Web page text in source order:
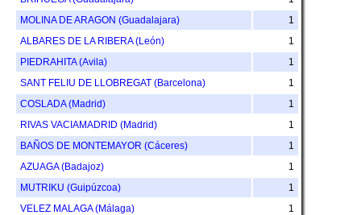
MOLINA DE ARAGON (Guadalajara)
1
ALBARES DE LA RIBERA (León)
1
PIEDRAHITA (Avila)
1
SANT FELIU DE LLOBREGAT (Barcelona)
1
COSLADA (Madrid)
1
RIVAS VACIAMADRID (Madrid)
1
BAÑOS DE MONTEMAYOR (Cáceres)
1
AZUAGA (Badajoz)
1
MUTRIKU (Guipúzcoa)
1
VELEZ MALAGA (Málaga)
1